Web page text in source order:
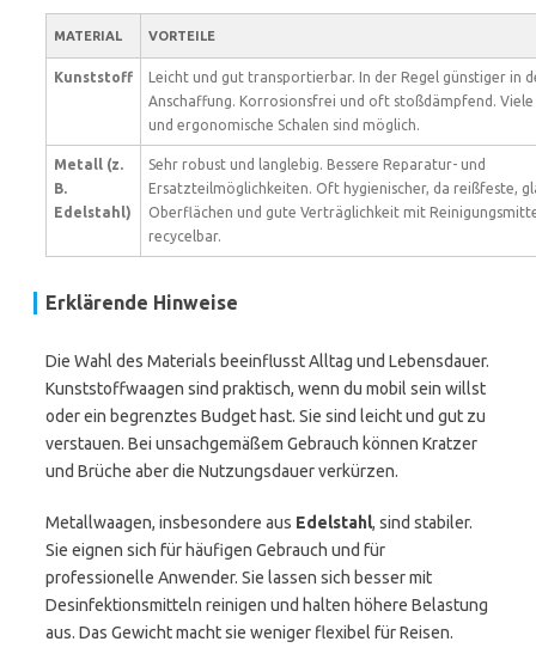
MATERIAL VORTEILE
Kunststoff
Leicht und gut transportierbar. In der Regel günstiger in
Anschaffung. Korrosionsfrei und oft stoßdämpfend. Viele
und ergonomische Schalen sind möglich.
Metall (z.
B.
Edelstahl)
Sehr robust und langlebig. Bessere Reparatur- und
Ersatzteilmöglichkeiten. Oft hygienischer, da reißfeste,
Oberflächen und gute Verträglichkeit mit
recycelbar.
Erklärende Hinweise
Die Wahl des Materials beeinflusst Alltag und Lebensdauer.
Kunststoffwaagen sind praktisch, wenn du mobil sein willst
oder ein begrenztes Budget hast. Sie sind leicht und gut zu
verstauen. Bei unsachgemäßem Gebrauch können Kratzer
und Brüche aber die Nutzungsdauer verkürzen.
Metallwaagen, insbesondere aus Edelstahl, sind stabiler.
Sie eignen sich für häufigen Gebrauch und für
professionelle Anwender. Sie lassen sich besser mit
Desinfektionsmitteln reinigen und halten höhere Belastung
aus. Das Gewicht macht sie weniger flexibel für Reisen.